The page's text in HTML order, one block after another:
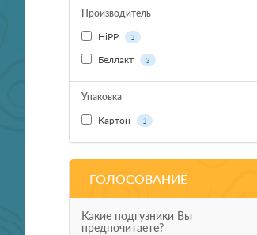
Производитель
HiPP
1
Беллакт 3
Упаковка
Картон
1
ГОЛОСОВАНИЕ
Какие подгузники Вы
предпочитаете?